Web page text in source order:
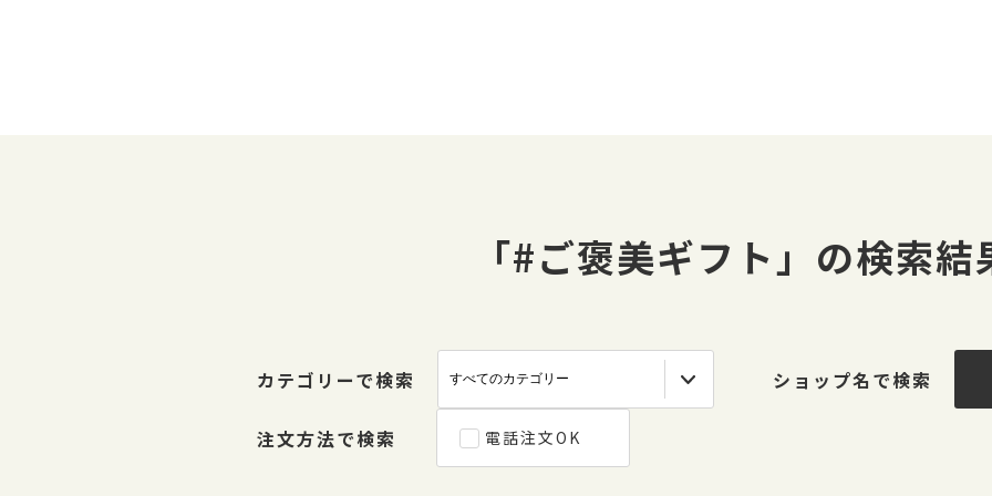
「#ご褒美ギフト」の検索結
カテゴリーで検索 ショップ名で検索
注文方法で検索 電話注文OK